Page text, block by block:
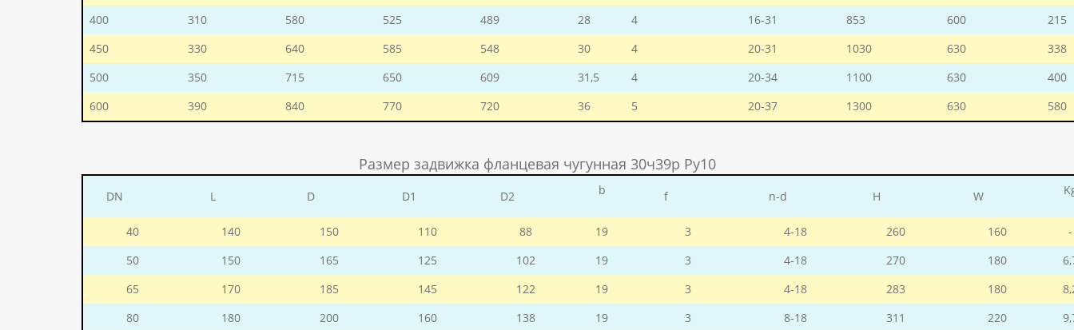
400
310 580 525 489 28 4 16-31 853 600
215
450
330 640 585 548 30 4 20-31 1030 630
338
500
350 715 650 609 31,5 4 20-34 1100 630
400
600
390 840 770 720 36 5 20-37 1300 630 580
Размер задвижка фланцевая чугунная 30ч39р Ру10
DN L D D1 D2 b f n-d H W
40 140 150 110 88 19 3 4-18 260 160
-
50
150 165 125 102 19 3 4-18 270 180
65
170 185 145 122 19 3 4-18 283 180
80
180 200 160 138 19 3 8-18 311 220